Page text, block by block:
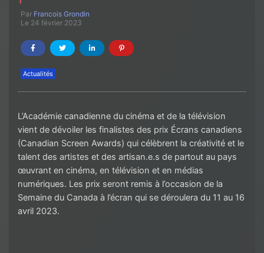
Par Francois Grondin
Le 24 février 2023
Actualités
L’Académie canadienne du cinéma et de la télévision
vient de dévoiler les finalistes des prix Écrans canadiens
(Canadian Screen Awards) qui célèbrent la créativité et le
talent des artistes et des artisan.e.s de partout au pays
œuvrant en cinéma, en télévision et en médias
numériques. Les prix seront remis à l’occasion de la
Semaine du Canada à l’écran qui se déroulera du 11 au 16
avril 2023.